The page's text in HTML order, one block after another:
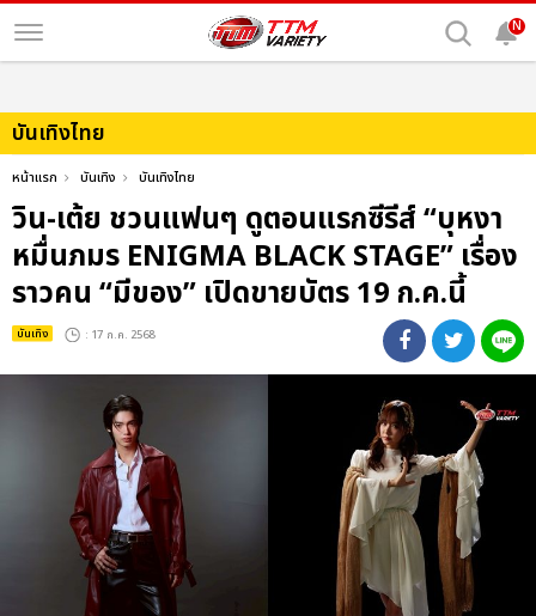
N
บันเทิงไทย
หน้าแรก บันเทิง บันเทิงไทย
วิน-เต้ย ชวนแฟนๆ ดูตอนแรกซีรีส์ “บุหงา
หมื่นภมร ENIGMA BLACK STAGE” เรื่อง
ราวคน “มีของ” เปิดขายบัตร 19 ก.ค.นี้
บันเทิง : 17 ก.ค. 2568